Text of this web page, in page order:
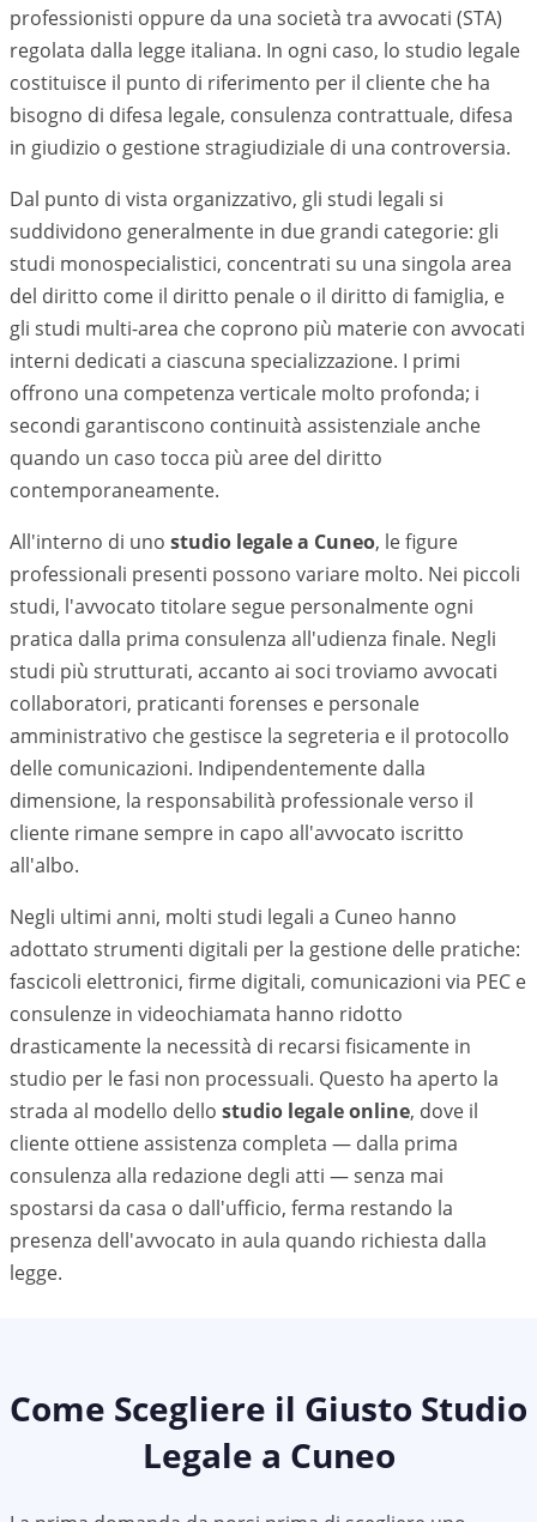
professionisti oppure da una società tra avvocati (STA)
regolata dalla legge italiana. In ogni caso, lo studio legale
costituisce il punto di riferimento per il cliente che ha
bisogno di difesa legale, consulenza contrattuale, difesa
in giudizio o gestione stragiudiziale di una controversia.
Dal punto di vista organizzativo, gli studi legali si
suddividono generalmente in due grandi categorie: gli
studi monospecialistici, concentrati su una singola area
del diritto come il diritto penale o il diritto di famiglia, e
gli studi multi-area che coprono più materie con avvocati
interni dedicati a ciascuna specializzazione. I primi
offrono una competenza verticale molto profonda; i
secondi garantiscono continuità assistenziale anche
quando un caso tocca più aree del diritto
contemporaneamente.
All'interno di uno studio legale a Cuneo, le figure
professionali presenti possono variare molto. Nei piccoli
studi, l'avvocato titolare segue personalmente ogni
pratica dalla prima consulenza all'udienza finale. Negli
studi più strutturati, accanto ai soci troviamo avvocati
collaboratori, praticanti forenses e personale
amministrativo che gestisce la segreteria e il protocollo
delle comunicazioni. Indipendentemente dalla
dimensione, la responsabilità professionale verso il
cliente rimane sempre in capo all'avvocato iscritto
all'albo.
Negli ultimi anni, molti studi legali a Cuneo hanno
adottato strumenti digitali per la gestione delle pratiche:
fascicoli elettronici, firme digitali, comunicazioni via PEC e
consulenze in videochiamata hanno ridotto
drasticamente la necessità di recarsi fisicamente in
studio per le fasi non processuali. Questo ha aperto la
strada al modello dello studio legale online, dove il
cliente ottiene assistenza completa — dalla prima
consulenza alla redazione degli atti — senza mai
spostarsi da casa o dall'ufficio, ferma restando la
presenza dell'avvocato in aula quando richiesta dalla
legge.
Come Scegliere il Giusto Studio
Legale a Cuneo